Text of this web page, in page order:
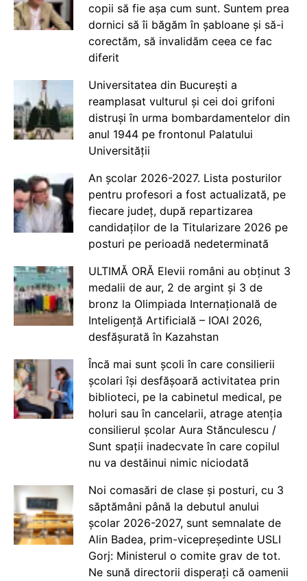
copii să fie așa cum sunt. Suntem prea
dornici să îi băgăm în șabloane și să-i
corectăm, să invalidăm ceea ce fac
diferit
Universitatea din București a
reamplasat vulturul și cei doi grifoni
distruși în urma bombardamentelor din
anul 1944 pe frontonul Palatului
Universității
An școlar 2026-2027. Lista posturilor
pentru profesori a fost actualizată, pe
fiecare județ, după repartizarea
candidaților de la Titularizare 2026 pe
posturi pe perioadă nedeterminată
ULTIMĂ ORĂ Elevii români au obținut 3
medalii de aur, 2 de argint și 3 de
bronz la Olimpiada Internațională de
Inteligență Artificială – IOAI 2026,
desfășurată în Kazahstan
Încă mai sunt școli în care consilierii
școlari își desfășoară activitatea prin
biblioteci, pe la cabinetul medical, pe
holuri sau în cancelarii, atrage atenția
consilierul școlar Aura Stănculescu /
Sunt spații inadecvate în care copilul
nu va destăinui nimic niciodată
Noi comasări de clase și posturi, cu 3
săptămâni până la debutul anului
școlar 2026-2027, sunt semnalate de
Alin Badea, prim-vicepreședinte USLI
Gorj: Ministerul o comite grav de tot.
Ne sună directorii disperați că oamenii